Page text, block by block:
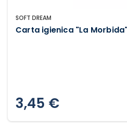
SOFT DREAM
Carta igienica "La
3,45 €